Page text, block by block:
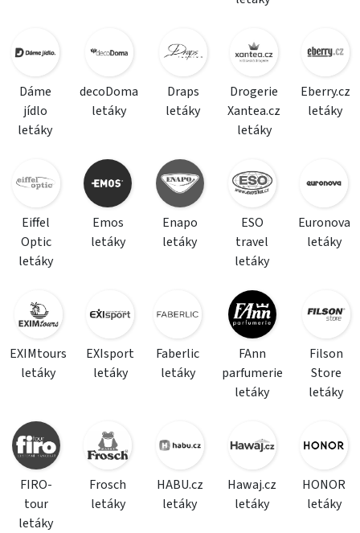
Dáme
jídlo
letáky
decoDoma
letáky
Draps
letáky
Drogerie
Xantea.cz
letáky
Eberry.cz
letáky
Eiffel
Optic
letáky
Emos
letáky
Enapo
letáky
ESO
travel
letáky
Euronova
letáky
EXIMtours
letáky
EXIsport
letáky
Faberlic
letáky
FAnn
parfumerie
letáky
Filson
Store
letáky
FIRO-
tour
letáky
Frosch
letáky
HABU.cz
letáky
Hawaj.cz
letáky
HONOR
letáky